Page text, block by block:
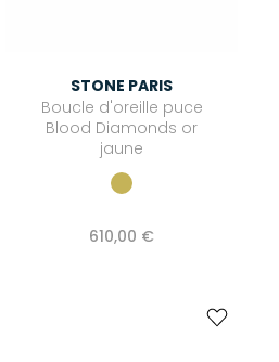
STONE PARIS
Boucle d'oreille puce
Blood Diamonds or
jaune
610,00 €